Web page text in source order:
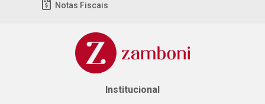
Notas Fiscais
Institucional